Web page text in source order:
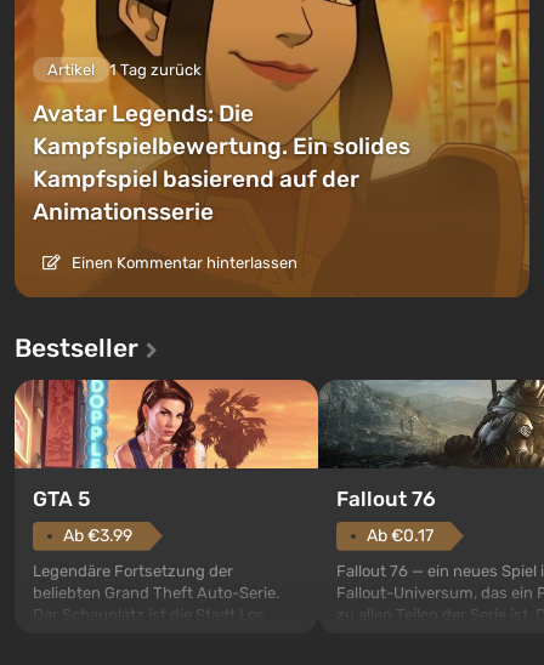
Artikel 1 Tag zurück
Avatar Legends: Die
Kampfspielbewertung. Ein solides
Kampfspiel basierend auf der
Animationsserie
Einen Kommentar hinterlassen
Bestseller
GTA 5
Ab €3.99
Legendäre Fortsetzung der
beliebten Grand Theft Auto-Serie.
Der Schauplatz ist die Stadt Los
Fallout 76
Ab €0.17
Fallout 76 — ein neues Spiel
Fallout-Universum, das ein
zu allen Teilen der Serie ist.